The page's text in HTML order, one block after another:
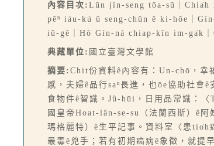
內容目次: Lūn jîn-seng tōa-sū｜
pēⁿ iáu-kú ū seng-chûn ê ki-hōe｜
iû-gē｜Hō͘ Gín-ná chiap-kīn im-ga̍k
典藏單位: 國立臺灣文學館
摘要: Chit份資料ê內容有：Un-chō͘，幸
感，夫婦ê品行saⁿ長進，也ōe協助社會
食物件ê智識。Jû-hūi，日用品常識：
國皇帝Hoat-lân-se-su（法蘭西斯）ê
瑪格麗特）ê生平記事。資料室〈患tio̍h
最毒ê兇手；若有初期癌病ê象徵，就